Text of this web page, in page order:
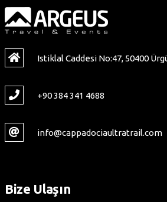
Istiklal Caddesi No:47, 50400
+90 384 341 4688
info@cappadociaultratrail.com
Bize Ulaşın